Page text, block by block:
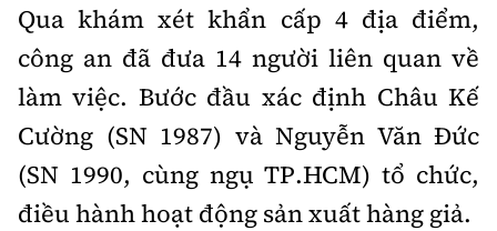
Ẩm thực
Camera giao thông
Câu chuyện giao thông
Giải trí - Thể thao
Cơ quan chủ quản: Bộ Xây dựng
Giấy phép số: 03/GP-BVHTTDL, cấp ngày 1/4/2025.
Tòa soạn: Số 2 Nguyễn Công Hoan, phường Giảng Võ,
Hà Nội.
Qua khám xét khẩn cấp 4 địa điểm,
công an đã đưa 14 người liên quan về
làm việc. Bước đầu xác định Châu Kế
Cường (SN 1987) và Nguyễn Văn Đức
(SN 1990, cùng ngụ TP.HCM) tổ chức,
điều hành hoạt động sản xuất hàng giả.